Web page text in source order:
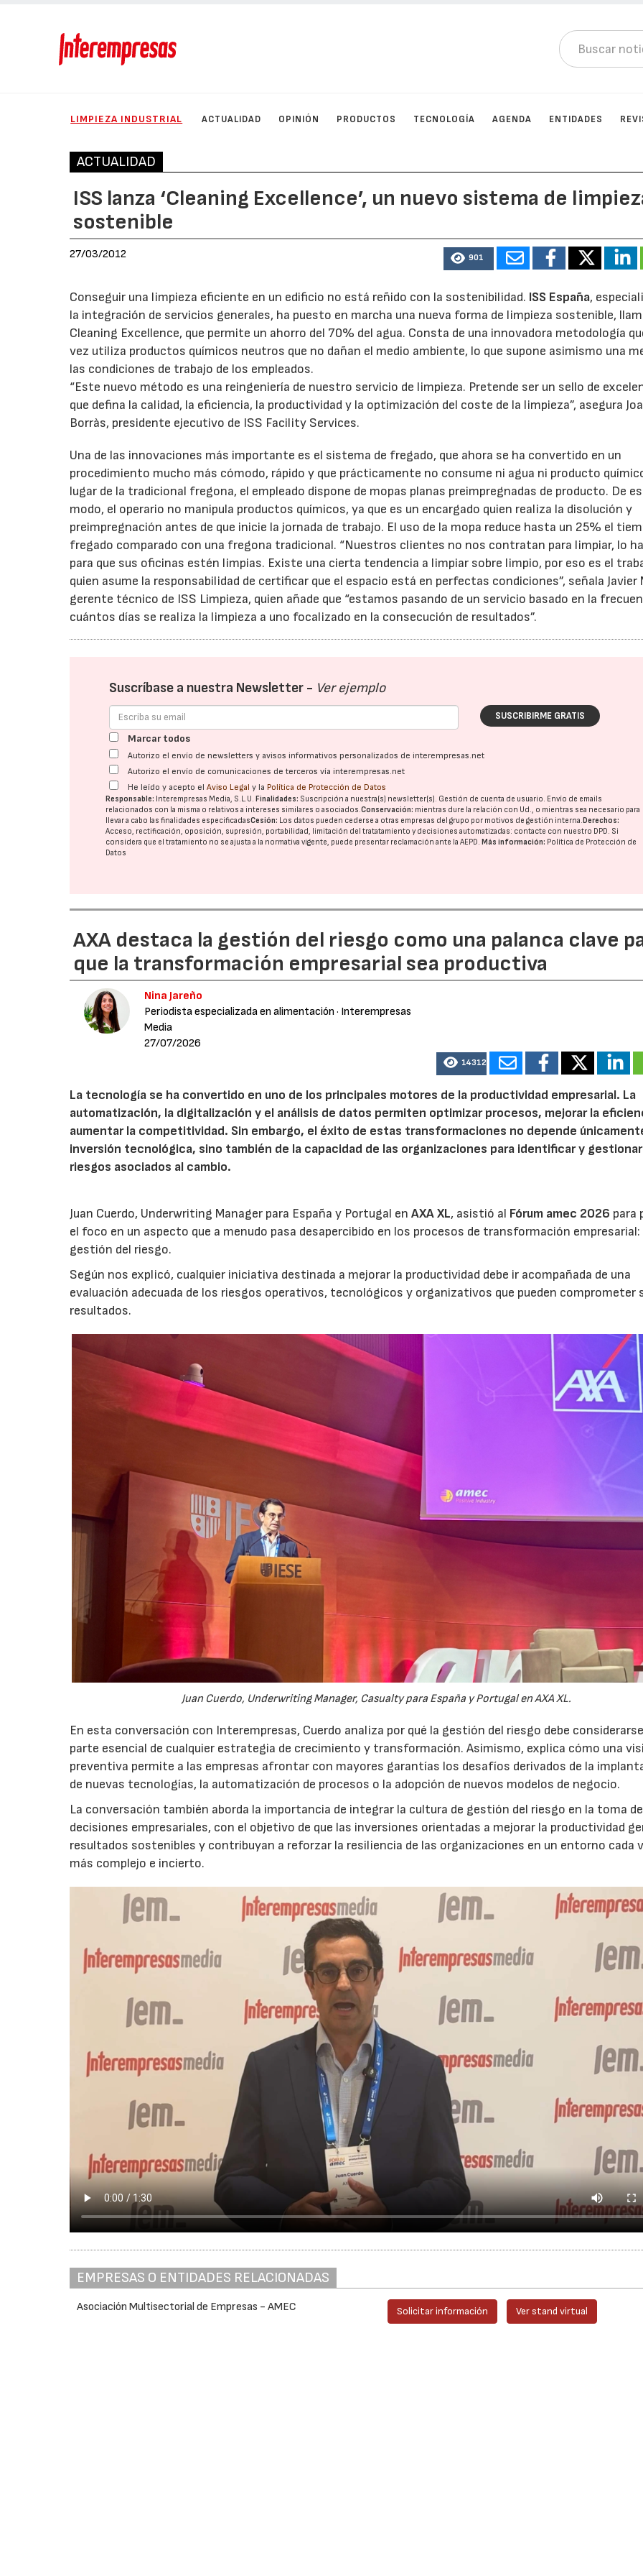
LIMPIEZA INDUSTRIAL ACTUALIDAD OPINIÓN PRODUCTOS TECNOLOGÍA AGENDA ENTIDADES
ACTUALIDAD
ISS lanza ‘Cleaning Excellence’, un nuevo sistema de
sostenible
27/03/2012 901
Conseguir una limpieza eficiente en un edificio no está reñido con la sostenibilidad. ISS España,
la integración de servicios generales, ha puesto en marcha una nueva forma de limpieza sostenible,
Cleaning Excellence, que permite un ahorro del 70% del agua. Consta de una innovadora metodología
vez utiliza productos químicos neutros que no dañan el medio ambiente, lo que supone asimismo una
las condiciones de trabajo de los empleados.
“Este nuevo método es una reingeniería de nuestro servicio de limpieza. Pretende ser un sello de
que defina la calidad, la eficiencia, la productividad y la optimización del coste de la limpieza”, asegura
Borràs, presidente ejecutivo de ISS Facility Services.
Una de las innovaciones más importante es el sistema de fregado, que ahora se ha convertido en un
procedimiento mucho más cómodo, rápido y que prácticamente no consume ni agua ni producto
lugar de la tradicional fregona, el empleado dispone de mopas planas preimpregnadas de producto. De
modo, el operario no manipula productos químicos, ya que es un encargado quien realiza la disolución y
preimpregnación antes de que inicie la jornada de trabajo. El uso de la mopa reduce hasta un 25% el
fregado comparado con una fregona tradicional. “Nuestros clientes no nos contratan para limpiar, lo
para que sus oficinas estén limpias. Existe una cierta tendencia a limpiar sobre limpio, por eso es el
quien asume la responsabilidad de certificar que el espacio está en perfectas condiciones”, señala Javier
gerente técnico de ISS Limpieza, quien añade que “estamos pasando de un servicio basado en la
cuántos días se realiza la limpieza a uno focalizado en la consecución de resultados”.
Suscríbase a nuestra Newsletter - Ver ejemplo
SUSCRIBIRME GRATIS
Marcar todos
Autorizo el envío de newsletters y avisos informativos personalizados de interempresas.net
Autorizo el envío de comunicaciones de terceros vía interempresas.net
He leído y acepto elAviso Legal y la Política de Protección de Datos
Responsable: Interempresas Media, S.L.U.Finalidades: Suscripción a nuestra(s) newsletter(s). Gestión de cuenta de usuario. Envío de emails
relacionados con la misma o relativos a intereses similares o asociados.Conservación: mientras dure la relación con Ud., o mientras sea necesario para
llevar a cabo las finalidades especificadasCesión: Los datos pueden cederse a otras empresas del grupo por motivos de gestión interna.Derechos:
Acceso, rectificación, oposición, supresión, portabilidad, limitación del tratatamiento y decisiones automatizadas: contacte con nuestro DPD. Si
considera que el tratamiento no se ajusta a la normativa vigente, puede presentar reclamación ante laAEPD.Más información: Política de Protección de
Datos
AXA destaca la gestión del riesgo como una palanca clave
que la transformación empresarial sea productiva
Nina Jareño
Periodista especializada en alimentación · Interempresas
Media
27/07/2026
14312
La tecnología se ha convertido en uno de los principales motores de la productividad empresarial. La
automatización, la digitalización y el análisis de datos permiten optimizar procesos, mejorar la
aumentar la competitividad. Sin embargo, el éxito de estas transformaciones no depende
inversión tecnológica, sino también de la capacidad de las organizaciones para identificar y
riesgos asociados al cambio.
Juan Cuerdo, Underwriting Manager para España y Portugal enAXA XL, asistió al Fórum amec 2026 para
el foco en un aspecto que a menudo pasa desapercibido en los procesos de transformación empresarial:
gestión del riesgo.
Según nos explicó, cualquier iniciativa destinada a mejorar la productividad debe ir acompañada de una
evaluación adecuada de los riesgos operativos, tecnológicos y organizativos que pueden comprometer
resultados.
Juan Cuerdo, Underwriting Manager, Casualty para España y Portugal en AXA XL.
En esta conversación con Interempresas, Cuerdo analiza por qué la gestión del riesgo debe
parte esencial de cualquier estrategia de crecimiento y transformación. Asimismo, explica cómo una
preventiva permite a las empresas afrontar con mayores garantías los desafíos derivados de la
de nuevas tecnologías, la automatización de procesos o la adopción de nuevos modelos de negocio.
La conversación también aborda la importancia de integrar la cultura de gestión del riesgo en la toma de
decisiones empresariales, con el objetivo de que las inversiones orientadas a mejorar la productividad
resultados sostenibles y contribuyan a reforzar la resiliencia de las organizaciones en un entorno cada
más complejo e incierto.
EMPRESAS O ENTIDADES RELACIONADAS
Asociación Multisectorial de Empresas - AMEC Solicitar información Ver stand virtual
14/07/2026 28/07/2026